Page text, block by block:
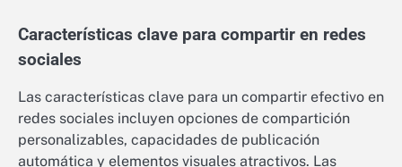
Características clave para compartir en redes
sociales
Las características clave para un compartir efectivo en
redes sociales incluyen opciones de compartición
personalizables, capacidades de publicación
automática y elementos visuales atractivos. Las